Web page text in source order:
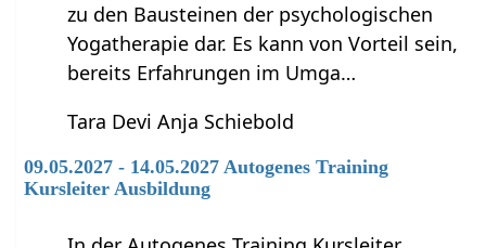
zu den Bausteinen der psychologischen
Yogatherapie dar. Es kann von Vorteil sein,
bereits Erfahrungen im Umga…
Tara Devi Anja Schiebold
09.05.2027 - 14.05.2027 Autogenes Training
Kursleiter Ausbildung